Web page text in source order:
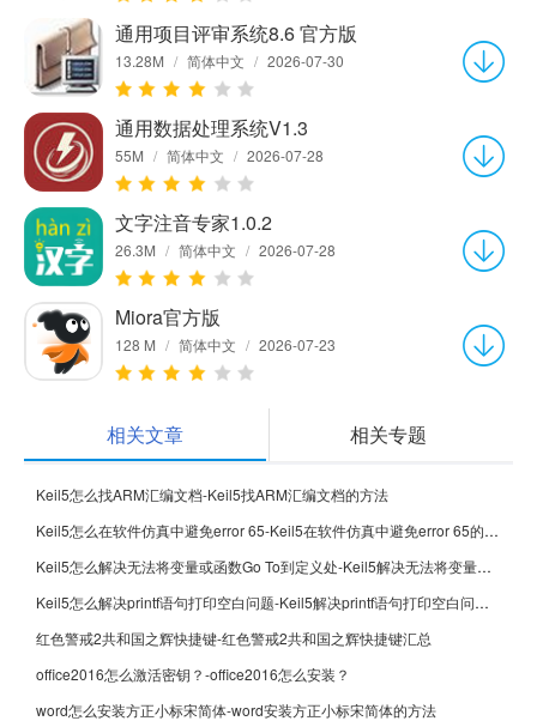
通用项目评审系统8.6 官方版
13.28M / 简体中文 / 2026-07-30
通用数据处理系统V1.3
55M / 简体中文 / 2026-07-28
文字注音专家1.0.2
26.3M / 简体中文 / 2026-07-28
Miora官方版
128 M / 简体中文 / 2026-07-23
相关文章 相关专题
Keil5怎么找ARM汇编文档-Keil5找ARM汇编文档的方法
Keil5怎么在软件仿真中避免error 65-Keil5在软件仿真中避免error 65的方法
Keil5怎么解决无法将变量或函数Go To到定义处-Keil5解决无法将变量或函数Go To到定义处的方法
Keil5怎么解决printf语句打印空白问题-Keil5解决printf语句打印空白问题的方法
红色警戒2共和国之辉快捷键-红色警戒2共和国之辉快捷键汇总
office2016怎么激活密钥？-office2016怎么安装？
word怎么安装方正小标宋简体-word安装方正小标宋简体的方法